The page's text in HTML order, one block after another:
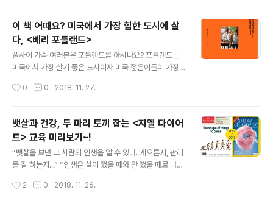
온미쉐린 스타 셰프들이 환경을 고민한 그들의 요리 철학
을 나누고,이산화탄소 배출을 줄이는 지속가능한 요리들을
선보여 의미가 더욱 깊었는데요. 우리의 부엌과 식탁에서
실천할 수 있는 맛있고 건강한 팁이 무척 많았답니다. 후후
~ 미쉐린 스타 셰프들의 요리 비법, 궁금하시죠? 풀사이 가
포스트를 통해 전격! 공개합니다~. ^^ 오늘은 우선 그 중 첫
이 책 어때요? 미국에서 가장 힙한 도시에 살
다, <베리 포틀랜드>
풀사이 가족 여러분은 포틀랜드를 아시나요? 포틀랜드는
미국에서 가장 살기 좋은 도시이자 미국 젊은이들이 가장
식어가 무색할 정도로 우리나라에서의 인지도는 무척 낮은
무원 마니아들은 광고 떠올리실듯?) 자, 이쯤되면 뭔가 궁
금하지 않으세요? 우리에게 잘 알려진 뉴욕, 샌프란시스코,
샌디에고, LA, 워싱턴 등등을 이길 정도로 그렇게 대.단.한
도시라니... 포틀랜드에 대해 알아보고 싶은 마음이 마구마
구 솟구치실 겁니다. 도시 분위기나 전경은 초록창 네이버
길거리는 바로 이 책. 를 통해 알아보는게 어떨까요? 국내
0 0 2018. 11. 27.
뱃살과 건강, 두 마리 토끼 잡는 <지엘 다이어
트> 교육 미리보기~!
“뱃살을 보면 그 사람의 인생을 알 수 있다. 게으른지, 관리
를 잘 하는지...” “인생은 살이 쪘을 때와 안 쪘을 때로 나뉜
와 살을 때리는불후의 명언이 있으니 그건 바로, 다이어트
2 0 2018. 11. 26.